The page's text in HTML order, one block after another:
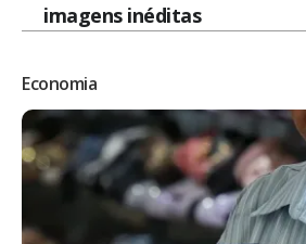
imagens inéditas
Economia